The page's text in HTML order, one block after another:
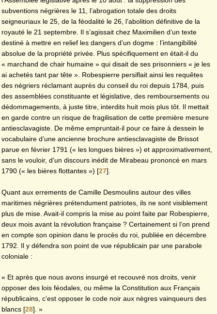
subventions négrières le 11, l’abrogation totale des droits
seigneuriaux le 25, de la féodalité le 26, l’abolition définitive de la
royauté le 21 septembre. Il s’agissait chez Maximilien d’un texte
destiné à mettre en relief les dangers d’un dogme : l’intangibilité
absolue de la propriété privée. Plus spécifiquement en était-il du
« marchand de chair humaine » qui disait de ses prisonniers « je les
ai achetés tant par tête ». Robespierre persiflait ainsi les requêtes
des négriers réclamant auprès du conseil du roi depuis 1784, puis
des assemblées constituante et législative, des remboursements ou
dédommagements, à juste titre, interdits huit mois plus tôt. Il mettait
en garde contre un risque de fragilisation de cette première mesure
antiesclavagiste. De même empruntait-il pour ce faire à dessein le
vocabulaire d’une ancienne brochure antiesclavagiste de Brissot
parue en février 1791 (« les longues bières ») et approximativement,
sans le vouloir, d’un discours inédit de Mirabeau prononcé en mars
1790 (« les bières flottantes ») [27]
Quant aux errements de Camille Desmoulins autour des villes
maritimes négrières prétendument patriotes, ils ne sont visiblement
plus de mise. Avait-il compris la mise au point faite par Robespierre,
deux mois avant la révolution française ? Certainement si l’on prend
en compte son opinion dans le procès du roi, publiée en décembre
1792. Il y défendra son point de vue républicain par une parabole
coloniale :
« Et après que nous avons insurgé et recouvré nos droits, venir
opposer des lois féodales, ou même la Constitution aux Français
républicains, c’est opposer le code noir aux nègres vainqueurs des
blancs [28] . »